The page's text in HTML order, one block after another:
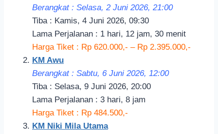
Berangkat : Selasa, 2 Juni 2026, 21:00
Tiba : Kamis, 4 Juni 2026, 09:30
Lama Perjalanan : 1 hari, 12 jam, 30 menit
Harga Tiket : Rp 620.000,- – Rp 2.395.000,-
KM Awu
Berangkat : Sabtu, 6 Juni 2026, 12:00
Tiba : Selasa, 9 Juni 2026, 20:00
Lama Perjalanan : 3 hari, 8 jam
Harga Tiket : Rp 484.500,-
KM Niki Mila Utama